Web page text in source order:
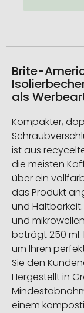
Brite-
als
Kompakter,
ist aus
die meisten
über ein
das Produkt
und
und
beträgt 250 ml.
um Ihren
Sie den
Hergestellt in
einem